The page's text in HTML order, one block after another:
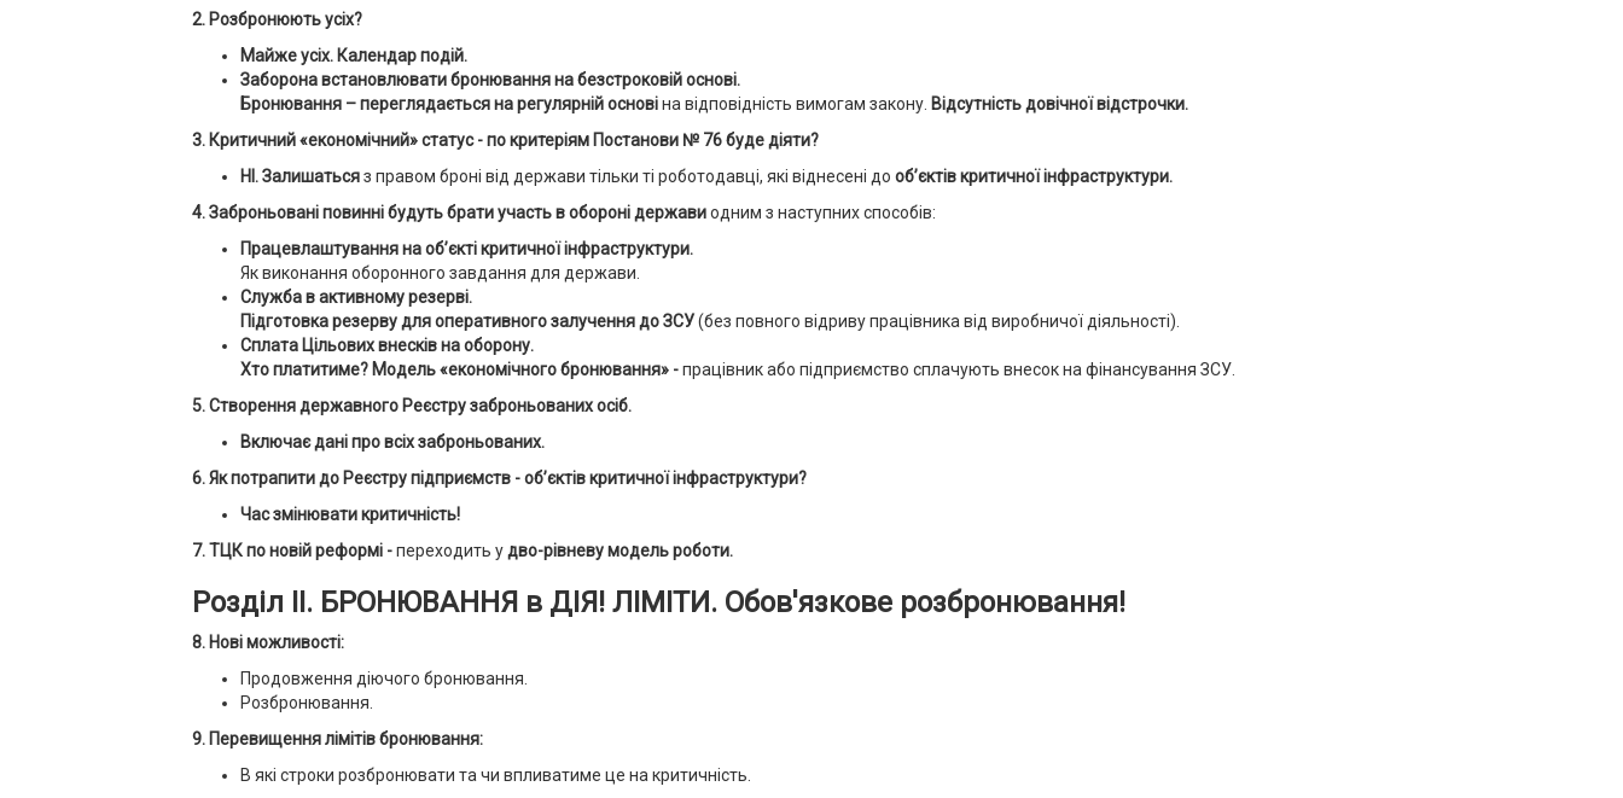
2. Розбронюють усіх?
Майже усіх. Календар подій.
Заборона встановлювати бронювання на безстроковій основі.
Бронювання – переглядається на регулярній основіна відповідність вимогам закону. Відсутність довічної відстрочки.
3. Критичний «економічний» статус - по критеріям Постанови № 76 буде діяти?
НІ.Залишатьсяз правом броні від держави тільки ті роботодавці, які віднесені до обʼєктів критичної інфраструктури.
4. Заброньовані повинні будуть брати участь в обороні державиодним з наступних способів:
Працевлаштування на об’єкті критичної інфраструктури.
Як виконання оборонного завдання для держави.
Служба в активному резерві.
Підготовка резерву для оперативного залучення до ЗСУ(без повного відриву працівника від виробничої діяльності).
Сплата Цільових внесків на оборону.
Хто платитиме? Модель «економічного бронювання» -працівник або підприємство сплачують внесок на фінансування ЗСУ.
5. Створення державного Реєстру заброньованих осіб.
Включає дані про всіх заброньованих.
6. Як потрапити до Реєстру підприємств - обʼєктів критичної інфраструктури?
Час змінювати критичність!
7. ТЦК по новій реформі -переходить удво-рівневу модель роботи.
Розділ ІІ. БРОНЮВАННЯ в ДІЯ! ЛІМІТИ. Обов'язкове розбронювання!
8. Нові можливості:
Продовження діючого бронювання.
Розбронювання.
9. Перевищення лімітів бронювання:
В які строки розбронювати та чи впливатиме це на критичність.